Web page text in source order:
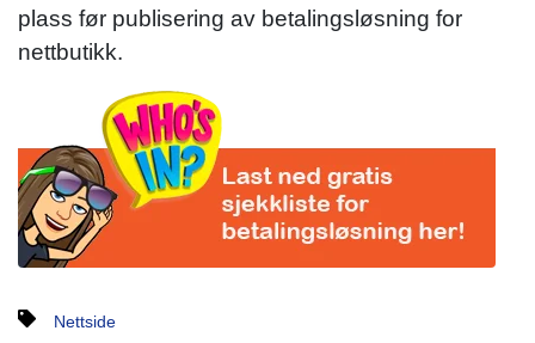
plass før publisering av betalingsløsning for
nettbutikk.
Nettside